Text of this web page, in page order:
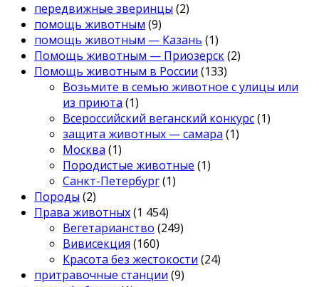
передвижные зверинцы (2)
помощь животным (9)
помощь животным — Казань (1)
Помощь животным — Приозерск(2)
Помощь животным в России (133)
Возьмите в семью животное с улицы или
из приюта (1)
Всероссийский веганский конкурс(1)
защита животных — самара (1)
Москва (1)
Породистые животные (1)
Санкт-Петербург(1)
Породы (2)
Права животных(1 454)
Вегетарианство (249)
Вивисекция (160)
Красота без жестокости (24)
притравочные станции (9)